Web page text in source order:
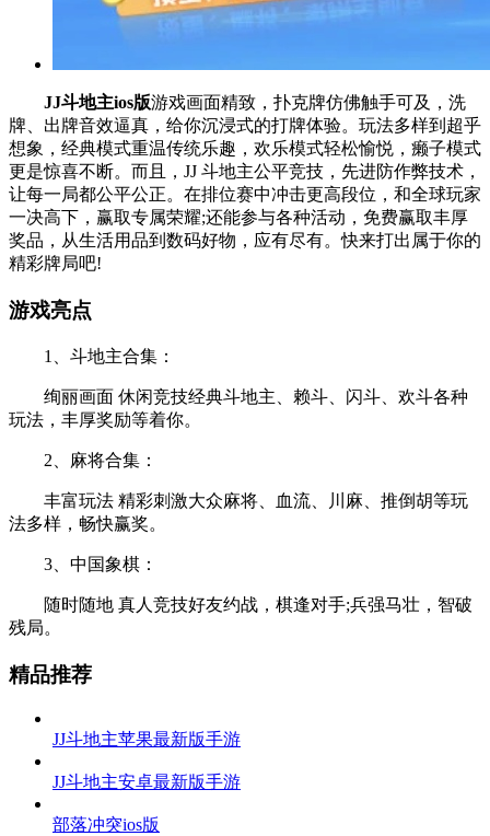
JJ斗地主ios版游戏画面精致，扑克牌仿佛触手可及，洗
牌、出牌音效逼真，给你沉浸式的打牌体验。玩法多样到超乎
想象，经典模式重温传统乐趣，欢乐模式轻松愉悦，癞子模式
更是惊喜不断。而且，JJ 斗地主公平竞技，先进防作弊技术，
让每一局都公平公正。在排位赛中冲击更高段位，和全球玩家
一决高下，赢取专属荣耀;还能参与各种活动，免费赢取丰厚
奖品，从生活用品到数码好物，应有尽有。快来打出属于你的
精彩牌局吧!
游戏亮点
1、斗地主合集：
绚丽画面 休闲竞技经典斗地主、赖斗、闪斗、欢斗各种
玩法，丰厚奖励等着你。
2、麻将合集：
丰富玩法 精彩刺激大众麻将、血流、川麻、推倒胡等玩
法多样，畅快赢奖。
3、中国象棋：
随时随地 真人竞技好友约战，棋逢对手;兵强马壮，智破
残局。
精品推荐
JJ斗地主苹果最新版手游
JJ斗地主安卓最新版手游
部落冲突ios版